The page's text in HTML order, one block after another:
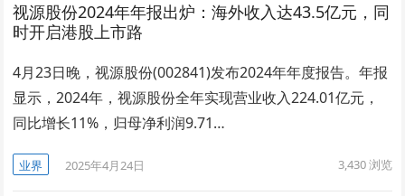
视源股份2024年年报出炉：海外收入达43.5亿元，同
时开启港股上市路
4月23日晚，视源股份(002841)发布2024年年度报告。年报
显示，2024年，视源股份全年实现营业收入224.01亿元，
同比增长11%，归母净利润9.71…
业界 2025年4月24日 3,430浏览